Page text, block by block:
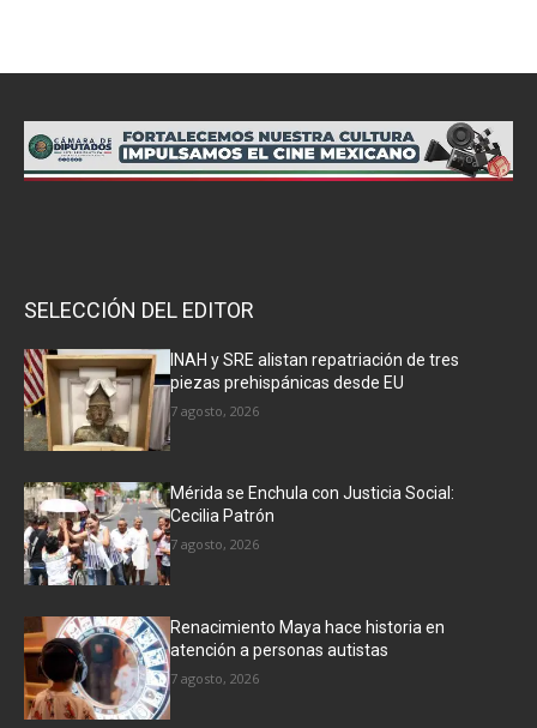
SELECCIÓN DEL EDITOR
INAH y SRE alistan repatriación de tres
piezas prehispánicas desde EU
7 agosto, 2026
Mérida se Enchula con Justicia Social:
Cecilia Patrón
7 agosto, 2026
Renacimiento Maya hace historia en
atención a personas autistas
7 agosto, 2026